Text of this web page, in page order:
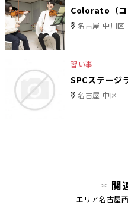
Colorato（
名古屋 中川区
習い事
SPCステージ
名古屋 中区
関
エリア名古屋